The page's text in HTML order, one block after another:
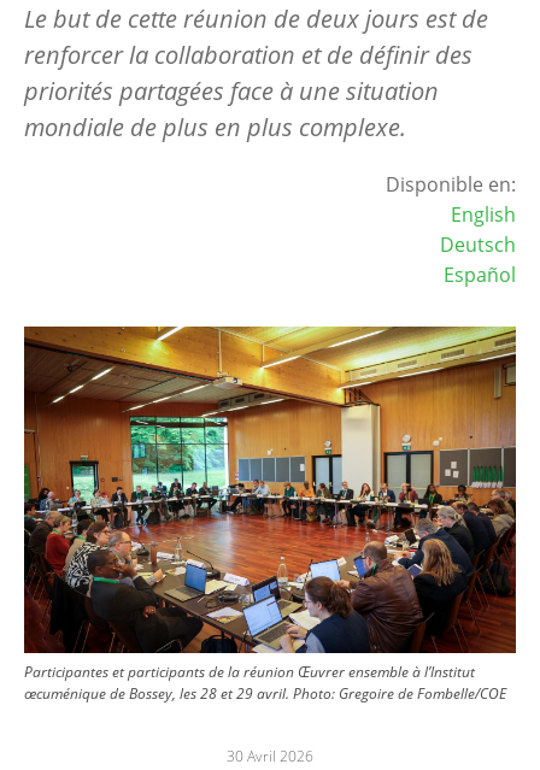
Le but de cette réunion de deux jours est de
renforcer la collaboration et de définir des
priorités partagées face à une situation
mondiale de plus en plus complexe.
Disponible en:
English
Deutsch
Español
Image
Participantes et participants de la réunion Œuvrer ensemble à l’Institut
œcuménique de Bossey, les 28 et 29 avril. Photo: Gregoire de Fombelle/COE
30 Avril 2026